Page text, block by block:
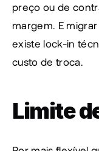
preço ou de
margem. E
existe lock-in
custo de troca.
Limite